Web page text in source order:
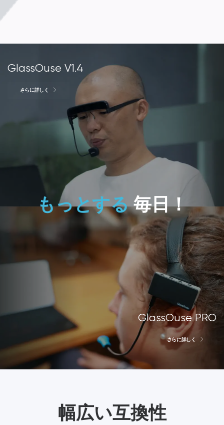
もっとする毎日！
GlassOuse V1.4
さらに詳しく
GlassOuse PRO
さらに詳しく
幅広い互換性